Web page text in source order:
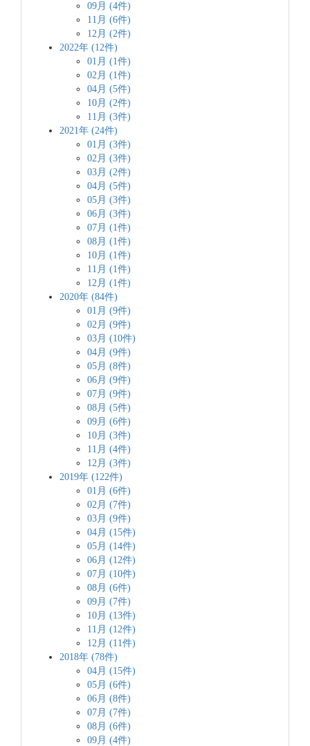
09月 (4件)
11月 (6件)
12月 (2件)
2022年 (12件)
01月 (1件)
02月 (1件)
04月 (5件)
10月 (2件)
11月 (3件)
2021年 (24件)
01月 (3件)
02月 (3件)
03月 (2件)
04月 (5件)
05月 (3件)
06月 (3件)
07月 (1件)
08月 (1件)
10月 (1件)
11月 (1件)
12月 (1件)
2020年 (84件)
01月 (9件)
02月 (9件)
03月 (10件)
04月 (9件)
05月 (8件)
06月 (9件)
07月 (9件)
08月 (5件)
09月 (6件)
10月 (3件)
11月 (4件)
12月 (3件)
2019年 (122件)
01月 (6件)
02月 (7件)
03月 (9件)
04月 (15件)
05月 (14件)
06月 (12件)
07月 (10件)
08月 (6件)
09月 (7件)
10月 (13件)
11月 (12件)
12月 (11件)
2018年 (78件)
04月 (15件)
05月 (6件)
06月 (8件)
07月 (7件)
08月 (6件)
09月 (4件)